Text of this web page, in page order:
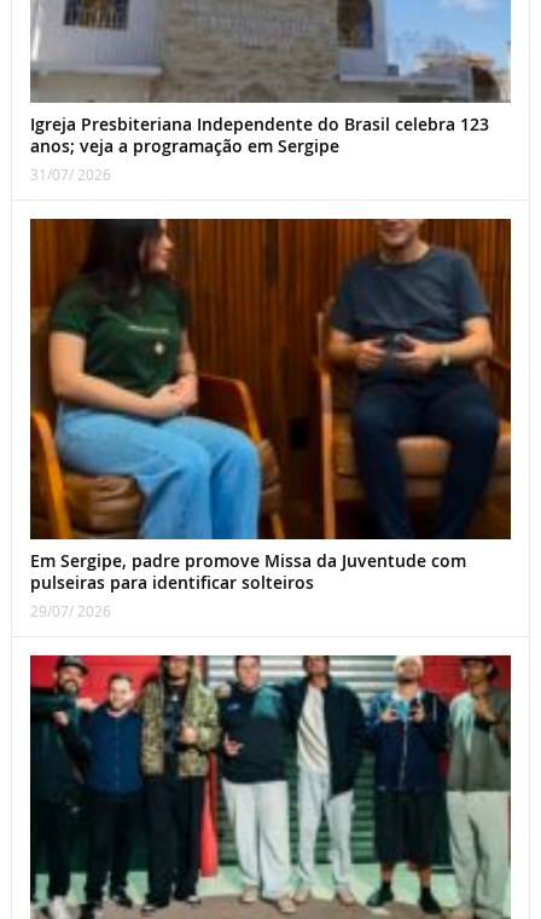
Igreja Presbiteriana Independente do Brasil celebra 123
anos; veja a programação em Sergipe
31/07/ 2026
Em Sergipe, padre promove Missa da Juventude com
pulseiras para identificar solteiros
29/07/ 2026